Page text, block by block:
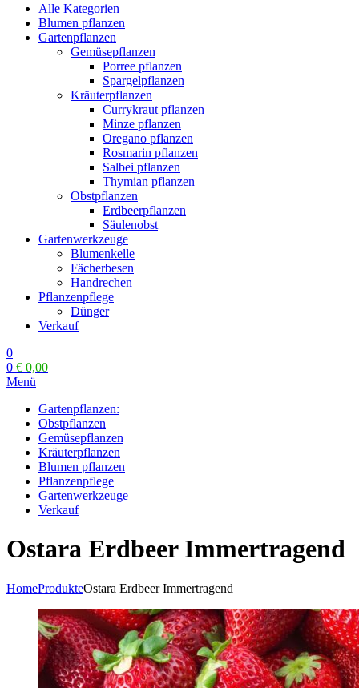
Alle Kategorien
Blumen pflanzen
Gartenpflanzen
Gemüsepflanzen
Porree pflanzen
Spargelpflanzen
Kräuterpflanzen
Currykraut pflanzen
Minze pflanzen
Oregano pflanzen
Rosmarin pflanzen
Salbei pflanzen
Thymian pflanzen
Obstpflanzen
Erdbeerpflanzen
Säulenobst
Gartenwerkzeuge
Blumenkelle
Fächerbesen
Handrechen
Pflanzenpflege
Dünger
Verkauf
0
0 € 0,00
Menü
Gartenpflanzen:
Obstpflanzen
Gemüsepflanzen
Kräuterpflanzen
Blumen pflanzen
Pflanzenpflege
Gartenwerkzeuge
Verkauf
Ostara Erdbeer Immertragend
HomeProdukteOstara Erdbeer Immertragend